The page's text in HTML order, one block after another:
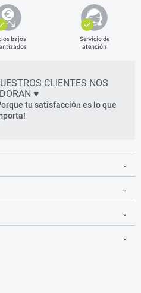
bajos
Servicio de
atención
CLIENTES NOS
♥
tu satisfacción es lo que